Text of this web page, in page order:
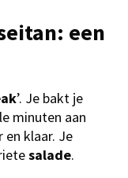
een
’. Je bakt je
minuten aan
en klaar. Je
salade.